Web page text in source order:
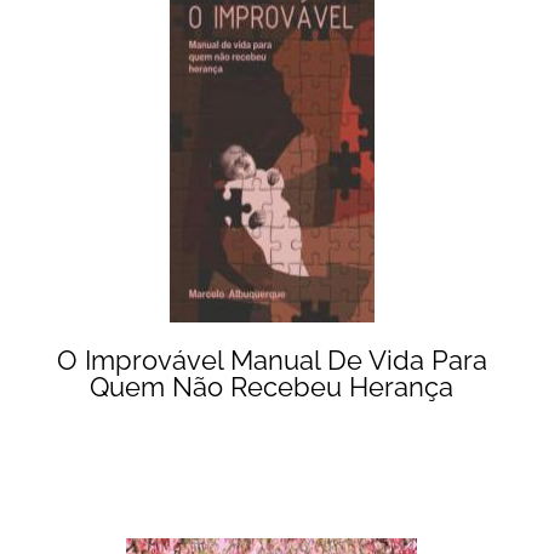
O Improvável Manual De Vida Para
Quem Não Recebeu Herança